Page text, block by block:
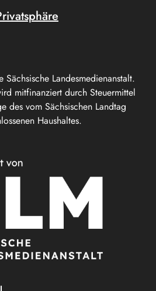
Landesmedienanstalt.
mitfinanziert durch Steuermittel
des vom Sächsischen Landtag
Haushaltes.